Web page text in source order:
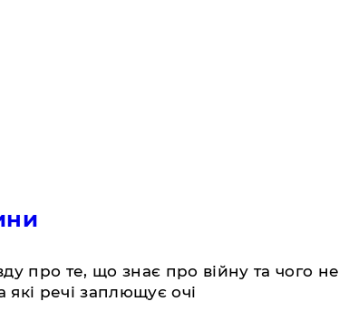
про те, що знає про війну та чого не
які речі заплющує очі